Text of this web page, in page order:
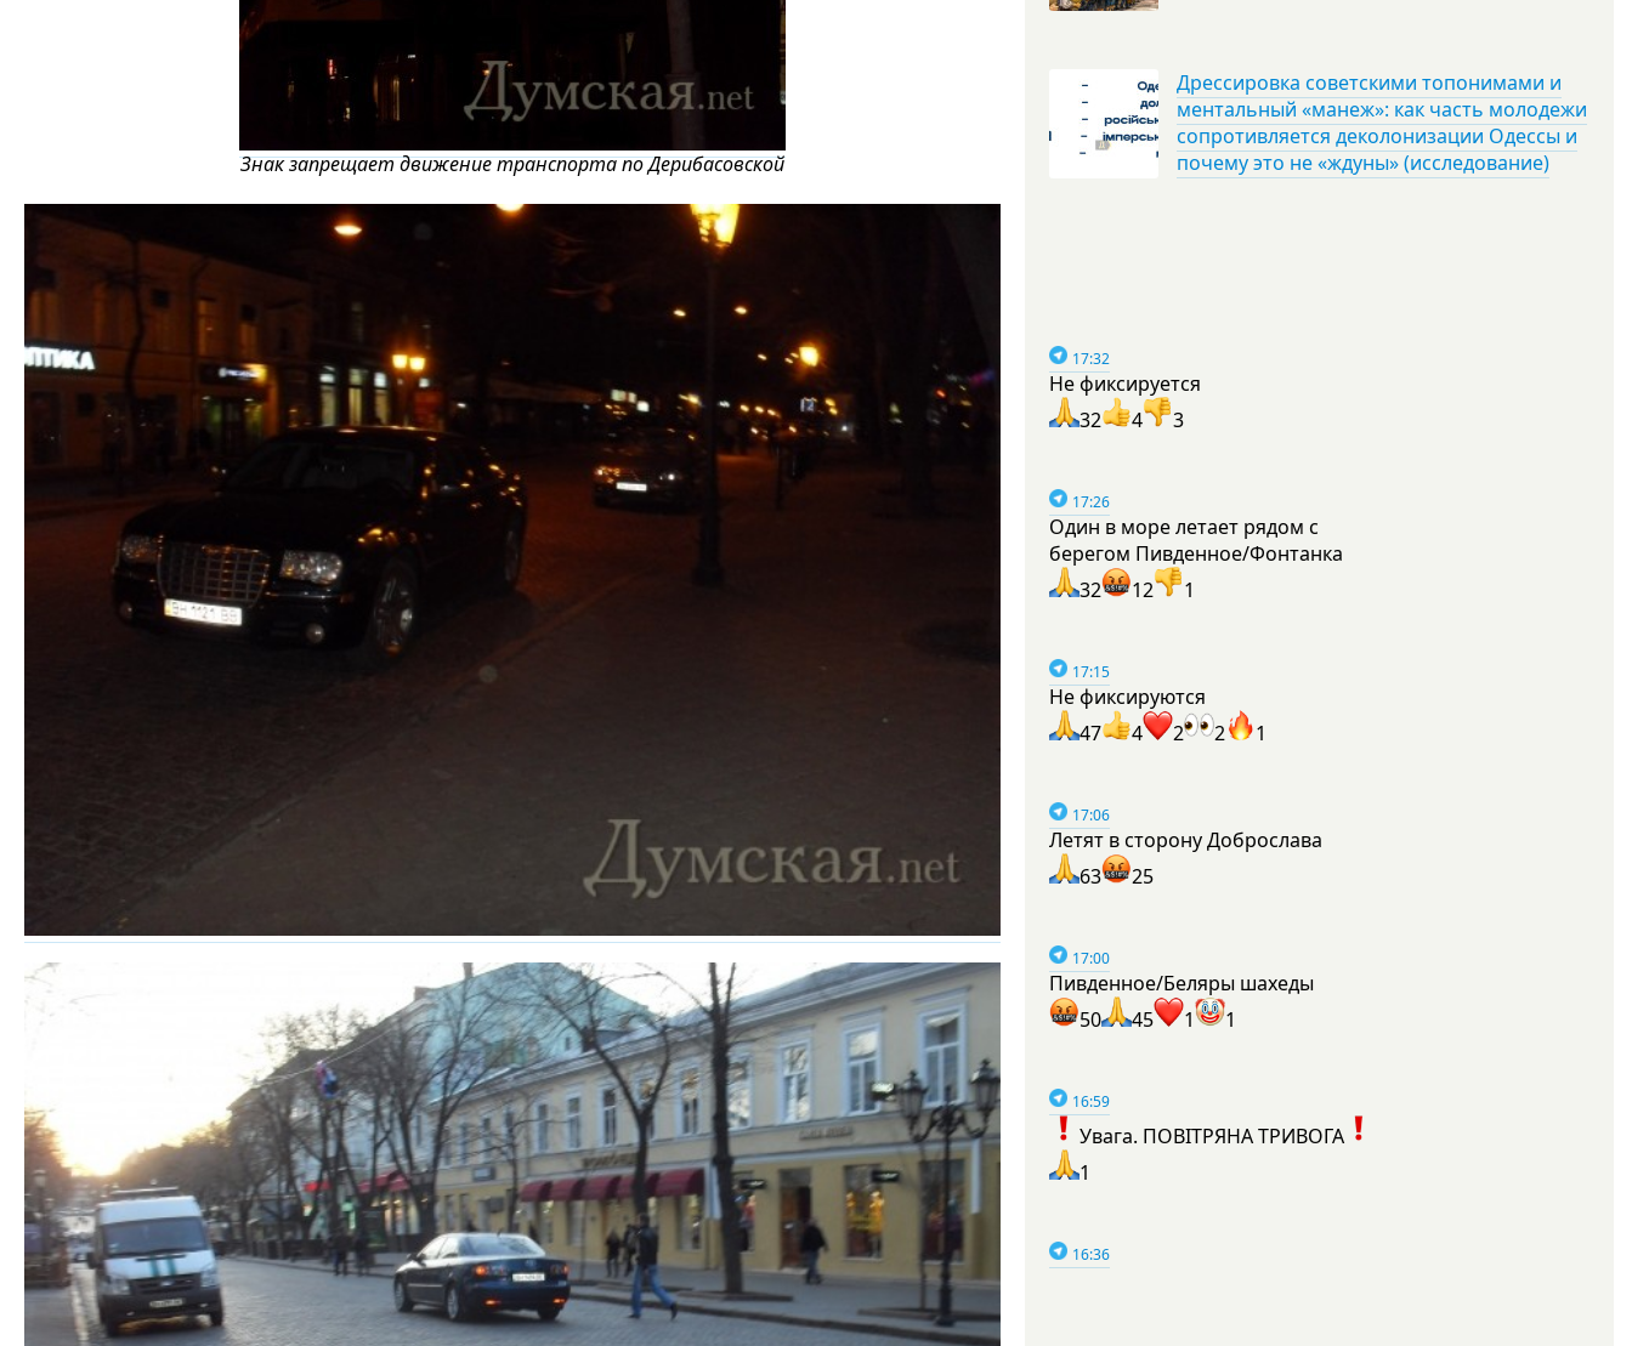
Знак запрещает движение транспорта по Дерибасовской
Дрессировка советскими топонимами и
ментальный «манеж»: как часть молодежи
сопротивляется деколонизации Одессы и
почему это не «ждуны» (исследование)
17:32
Не фиксируется
32
4 3
17:26
Один в море летает рядом с
берегом Пивденное/Фонтанка
32
12 1
17:15
Не фиксируются
47
4 2 2 1
17:06
Летят в сторону Доброслава
63
25
17:00
Пивденное/Беляры шахеды
50
45 1 1
16:59
Увага. ПОВІТРЯНА ТРИВОГА
1
16:36